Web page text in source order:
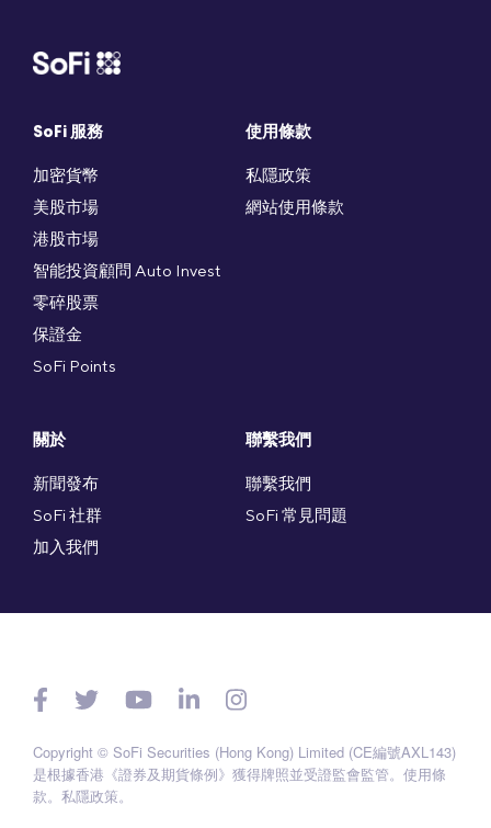
SoFi 服務
加密貨幣
美股市場
港股市場
智能投資顧問 Auto Invest
零碎股票
保證金
SoFi Points
使用條款
私隱政策
網站使用條款
關於
新聞發布
SoFi 社群
加入我們
聯繫我們
聯繫我們
SoFi 常見問題
Copyright © SoFi Securities (Hong Kong) Limited (CE編號AXL143)
是根據香港《證券及期貨條例》獲得牌照並受證監會監管。 使用條
款。 私隱政策。